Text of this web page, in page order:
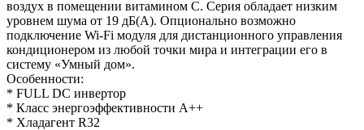
воздух в помещении витамином С. Серия обладает низким
уровнем шума от 19 дБ(А). Опционально возможно
подключение Wi-Fi модуля для дистанционного управления
кондиционером из любой точки мира и интеграции его в
систему «Умный дом».
Особенности:
* FULL DC инвертор
* Класс энергоэффективности A++
* Хладагент R32